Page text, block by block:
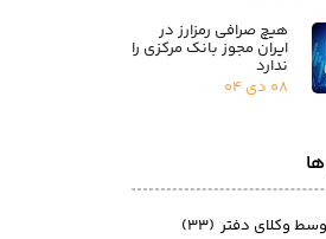
هیچ صرافی رمزارز در
ایران مجوز بانک مرکزی را
ندارد
۰۸ دی ۰۴
وکلای دفتر (۳۳)